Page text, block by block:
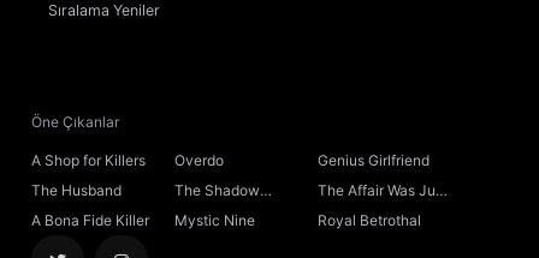
14. Bölüm
Sıralama Yeniler
Öne Çıkanlar
A Shop for Killers Overdo
Genius Girlfriend
The Husband
The Shadow
Sovereign
The Affair Was Just
the Beginning
A Bona Fide Killer Mystic Nine Royal Betrothal